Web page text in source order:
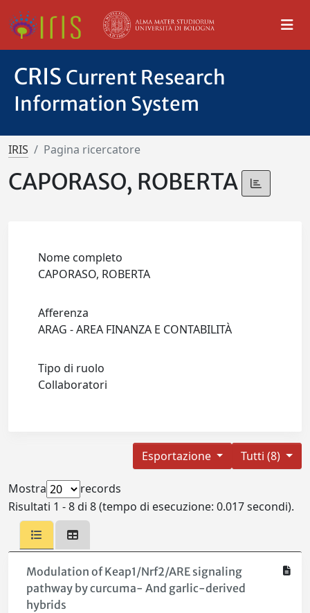
CRIS Current Research
Information System
IRIS Pagina ricercatore
CAPORASO, ROBERTA
Nome completo
CAPORASO, ROBERTA
Afferenza
ARAG - AREA FINANZA E CONTABILITÀ
Tipo di ruolo
Collaboratori
Tutti (8)
Esportazione
Mostra
records
Risultati 1 - 8 di 8 (tempo di esecuzione: 0.017 secondi).
Modulation of Keap1/Nrf2/ARE signaling
pathway by curcuma- And garlic-derived
hybrids